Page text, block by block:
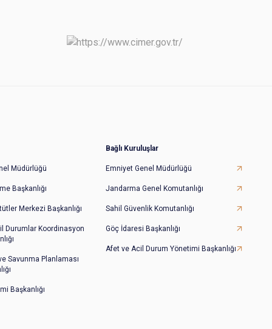
Müdürlüğü
Başkanlığı
Merkezi Başkanlığı
Durumlar Koordinasyon
Savunma Planlaması
Başkanlığı
Bağlı Kuruluşlar
Emniyet Genel Müdürlüğü
Jandarma Genel Komutanlığı
Sahil Güvenlik Komutanlığı
Göç İdaresi Başkanlığı
Afet ve Acil Durum Yönetimi Başkanlığı